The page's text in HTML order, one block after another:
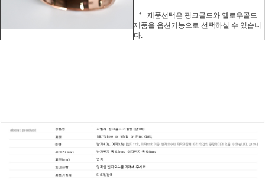
* 제품선택은 핑크골드와 옐로우골드
제품을 옵션기능으로 선택하실 수 있습니
다.